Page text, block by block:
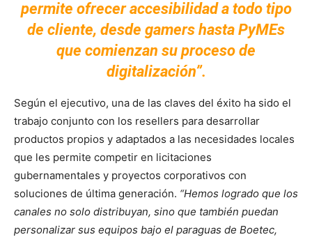
permite ofrecer accesibilidad a todo tipo
de cliente, desde gamers hasta PyMEs
que comienzan su proceso de
digitalización”.
Según el ejecutivo, una de las claves del éxito ha sido el
trabajo conjunto con los resellers para desarrollar
productos propios y adaptados a las necesidades locales
que les permite competir en licitaciones
gubernamentales y proyectos corporativos con
soluciones de última generación. “Hemos logrado que los
canales no solo distribuyan, sino que también puedan
personalizar sus equipos bajo el paraguas de Boetec,